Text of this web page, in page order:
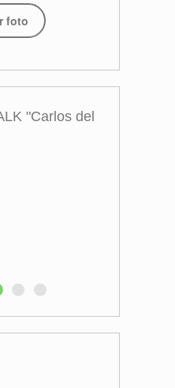
foto
"Carlos del